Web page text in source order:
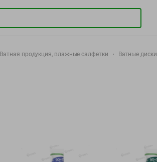
Ватная продукция, влажные салфетки Ватные диски